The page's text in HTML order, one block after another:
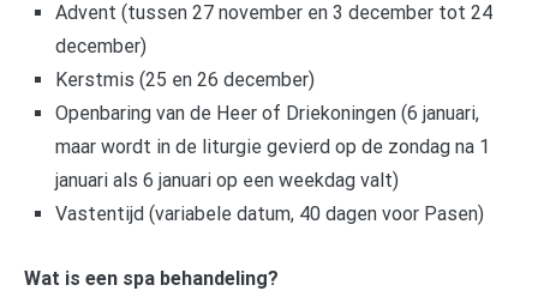
Advent (tussen 27 november en 3 december tot 24
december)
Kerstmis (25 en 26 december)
Openbaring van de Heer of Driekoningen (6 januari,
maar wordt in de liturgie gevierd op de zondag na 1
januari als 6 januari op een weekdag valt)
Vastentijd (variabele datum, 40 dagen voor Pasen)
Wat is een spa behandeling?